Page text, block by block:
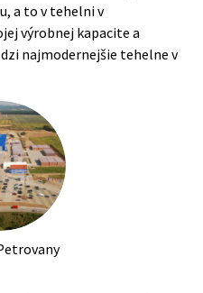
a to v tehelni v
výrobnej kapacite a
najmodernejšie tehelne v